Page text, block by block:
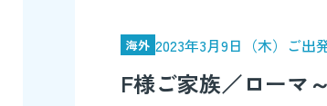
海外 2023年3月9日（木）ご出
F様ご家族／ローマ